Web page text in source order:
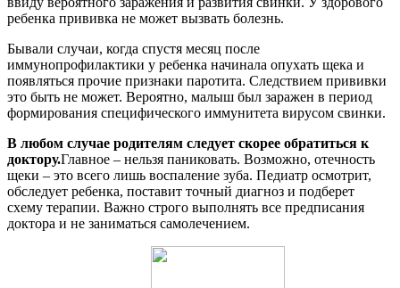
ребенка прививка не может вызвать болезнь.
Бывали случаи, когда спустя месяц после
иммунопрофилактики у ребенка начинала опухать щека и
появляться прочие признаки паротита. Следствием прививки
это быть не может. Вероятно, малыш был заражен в период
формирования специфического иммунитета вирусом свинки.
В любом случае родителям следует скорее обратиться к
доктору.Главное – нельзя паниковать. Возможно, отечность
щеки – это всего лишь воспаление зуба. Педиатр осмотрит,
обследует ребенка, поставит точный диагноз и подберет
схему терапии. Важно строго выполнять все предписания
доктора и не заниматься самолечением.